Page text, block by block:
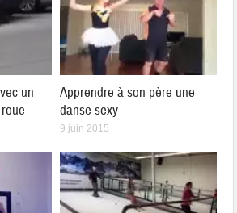
un
Apprendre à son père une
danse sexy
9 juin 2015